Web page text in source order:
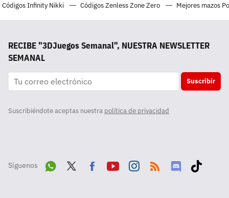
Códigos Infinity Nikki
Códigos Zenless Zone Zero Mejores mazos
RECIBE "3DJuegos Semanal", NUESTRA NEWSLETTER
SEMANAL
Suscribir
Suscribiéndote aceptas nuestra política de privacidad
Síguenos